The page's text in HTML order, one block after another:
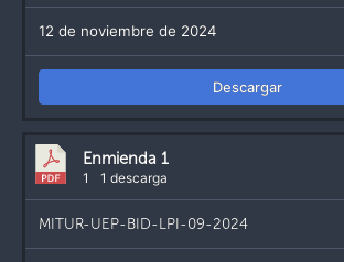
12 de noviembre de 2024
Descargar
Enmienda 1
1 1 descarga
MITUR-UEP-BID-LPI-09-2024